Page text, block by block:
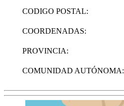
CODIGO POSTAL:
COORDENADAS:
PROVINCIA:
COMUNIDAD AUTÓNOMA: